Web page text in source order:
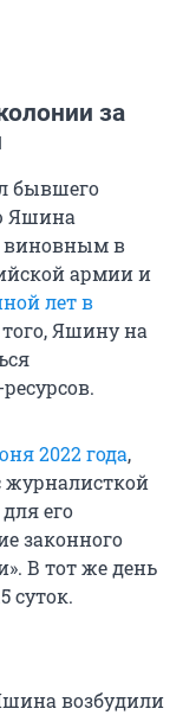
за
бывшего
Яшина
виновным в
армии и
лет в
Яшину на
2022 года,
журналисткой
его
законного
В тот же день
суток.
возбудили